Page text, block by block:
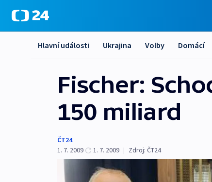
Hlavní události Ukrajina Volby Domácí
Fischer:
150 miliard
ČT24
1. 7. 2009
1. 7. 2009 | Zdroj: ČT24